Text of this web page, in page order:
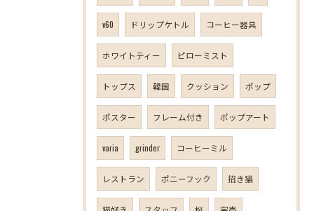
v60 ドリップケトル コーヒー器具
ホワイトティー ピローミスト
トップス 韓国 クッション ポップ
ポスター フレーム付き ポップアート
varia grinder コーヒーミル
レストラン ポニーフック 招き猫